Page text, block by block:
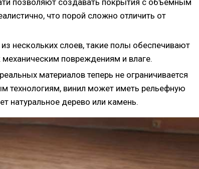
что порой сложно отличить от
нескольких слоев, такие полы обеспечивают
повреждениям и влаге.
материалов теперь не ограничивается
технологиям, винил может иметь рельефную
натуральное дерево или камень.